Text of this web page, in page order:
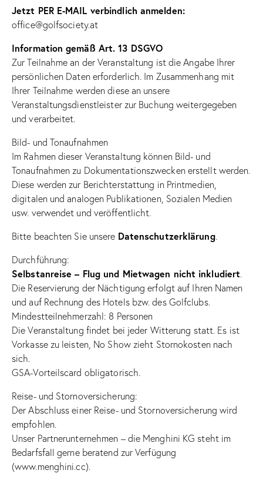
Jetzt PER E-MAIL verbindlich anmelden:
office@golfsociety.at
Information gemäß Art. 13 DSGVO
Zur Teilnahme an der Veranstaltung ist die Angabe Ihrer
persönlichen Daten erforderlich. Im Zusammenhang mit
Ihrer Teilnahme werden diese an unsere
Veranstaltungsdienstleister zur Buchung weitergegeben
und verarbeitet.
Bild- und Tonaufnahmen
Im Rahmen dieser Veranstaltung können Bild- und
Tonaufnahmen zu Dokumentationszwecken erstellt werden.
Diese werden zur Berichterstattung in Printmedien,
digitalen und analogen Publikationen, Sozialen Medien
usw. verwendet und veröffentlicht.
Bitte beachten Sie unsere Datenschutzerklärung.
Durchführung:
Selbstanreise – Flug und Mietwagen nicht inkludiert.
Die Reservierung der Nächtigung erfolgt auf Ihren Namen
und auf Rechnung des Hotels bzw. des Golfclubs.
Mindestteilnehmerzahl: 8 Personen
Die Veranstaltung findet bei jeder Witterung statt. Es ist
Vorkasse zu leisten, No Show zieht Stornokosten nach
sich.
GSA-Vorteilscard obligatorisch.
Reise- und Stornoversicherung:
Der Abschluss einer Reise- und Stornoversicherung wird
empfohlen.
Unser Partnerunternehmen – die Menghini KG steht im
Bedarfsfall gerne beratend zur Verfügung
(www.menghini.cc).